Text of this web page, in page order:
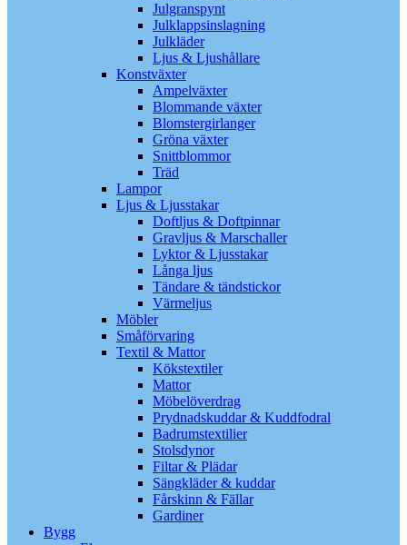
Julgranspynt
Julklappsinslagning
Julkläder
Ljus & Ljushållare
Konstväxter
Ampelväxter
Blommande växter
Blomstergirlanger
Gröna växter
Snittblommor
Träd
Lampor
Ljus & Ljusstakar
Doftljus & Doftpinnar
Gravljus & Marschaller
Lyktor & Ljusstakar
Långa ljus
Tändare & tändstickor
Värmeljus
Möbler
Småförvaring
Textil & Mattor
Kökstextiler
Mattor
Möbelöverdrag
Prydnadskuddar & Kuddfodral
Badrumstextilier
Stolsdynor
Filtar & Plädar
Sängkläder & kuddar
Fårskinn & Fällar
Gardiner
Bygg